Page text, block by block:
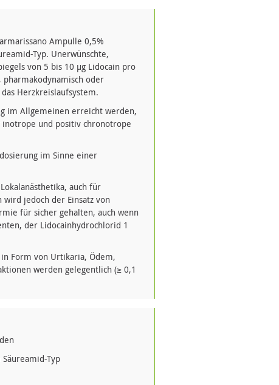
Ampulle 0,5%
Typ. Unerwünschte,
von 5 bis 10 µg Lidocain pro
oder
Herzkreislaufsystem.
im Allgemeinen erreicht werden,
und positiv chronotrope
im Sinne einer
auch für
jedoch der Einsatz von
für sicher gehalten, auch wenn
der Lidocainhydrochlorid 1
Form von Urtikaria, Ödem,
werden gelegentlich (≥ 0,1
Typ